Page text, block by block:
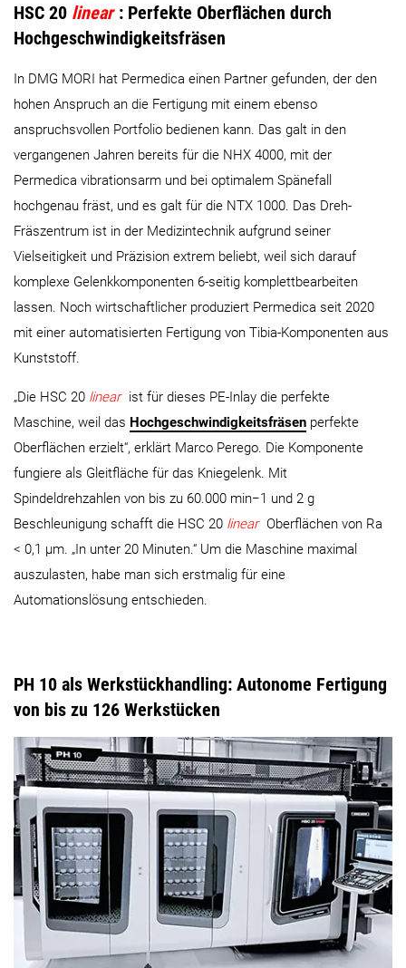
HSC 20 linear : Perfekte Oberflächen durch
Hochgeschwindigkeitsfräsen
In DMG MORI hat Permedica einen Partner gefunden, der den
hohen Anspruch an die Fertigung mit einem ebenso
anspruchsvollen Portfolio bedienen kann. Das galt in den
vergangenen Jahren bereits für die NHX 4000, mit der
Permedica vibrationsarm und bei optimalem Spänefall
hochgenau fräst, und es galt für die NTX 1000. Das Dreh-
Fräszentrum ist in der Medizintechnik aufgrund seiner
Vielseitigkeit und Präzision extrem beliebt, weil sich darauf
komplexe Gelenkkomponenten 6-seitig komplettbearbeiten
lassen. Noch wirtschaftlicher produziert Permedica seit 2020
mit einer automatisierten Fertigung von Tibia-Komponenten aus
Kunststoff.
„Die HSC 20 linear ist für dieses PE-Inlay die perfekte
Maschine, weil das Hochgeschwindigkeitsfräsen perfekte
Oberflächen erzielt“, erklärt Marco Perego. Die Komponente
fungiere als Gleitfläche für das Kniegelenk. Mit
Spindeldrehzahlen von bis zu 60.000 min−1 und 2 g
Beschleunigung schafft die HSC 20 linear Oberflächen von Ra
< 0,1 μm. „In unter 20 Minuten.“ Um die Maschine maximal
auszulasten, habe man sich erstmalig für eine
Automationslösung entschieden.
PH 10 als Werkstückhandling: Autonome Fertigung
von bis zu 126 Werkstücken